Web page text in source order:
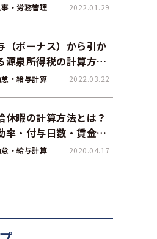
や任意継続について解
事・労務管理 2022.01.29
（ボーナス）から引か
源泉所得税の計算方法
かりやすく解説
・給与計算 2022.03.22
休暇の計算方法とは？
率・付与日数・賃金の
ポイントを実務に即し
・給与計算 2020.04.17